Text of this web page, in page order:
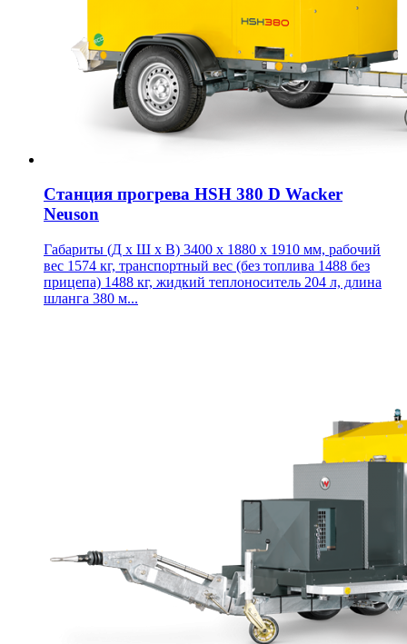
Станция прогрева HSH 380 D Wacker
Neuson
Габариты (Д х Ш х В) 3400 x 1880 x 1910 мм, рабочий
вес 1574 кг, транспортный вес (без топлива 1488 без
прицепа) 1488 кг, жидкий теплоноситель 204 л, длина
шланга 380 м...